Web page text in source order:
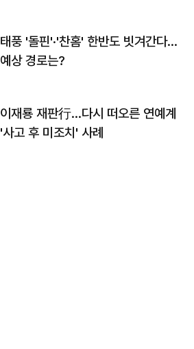
태풍 '돌핀'·'찬홈' 한반도 빗겨간다…
예상 경로는?
이재룡 재판行…다시 떠오른 연예계
'사고 후 미조치' 사례